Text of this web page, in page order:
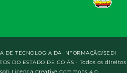
DE TECNOLOGIA DA INFORMAÇÃO/SEDI
DO ESTADO DE GOIÁS - Todos os direitos
Licença Creative Commons 4.0